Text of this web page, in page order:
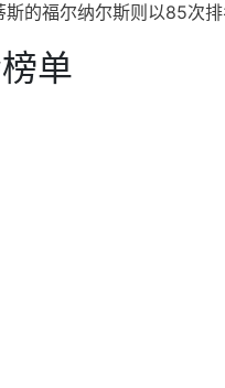
的福尔纳尔斯则以85次排
单